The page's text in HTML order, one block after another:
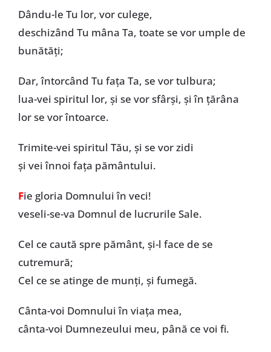
Dându-le Tu lor, vor culege,
deschizând Tu mâna Ta, toate se vor umple de
bunătăți;
Dar, întorcând Tu fața Ta, se vor tulbura;
lua-vei spiritul lor, și se vor sfârși, și în țărâna
lor se vor întoarce.
Trimite-vei spiritul Tău, și se vor zidi
și vei înnoi fața pământului.
Fie gloria Domnului în veci!
veseli-se-va Domnul de lucrurile Sale.
Cel ce caută spre pământ, și-l face de se
cutremură;
Cel ce se atinge de munți, și fumegă.
Cânta-voi Domnului în viața mea,
cânta-voi Dumnezeului meu, până ce voi fi.